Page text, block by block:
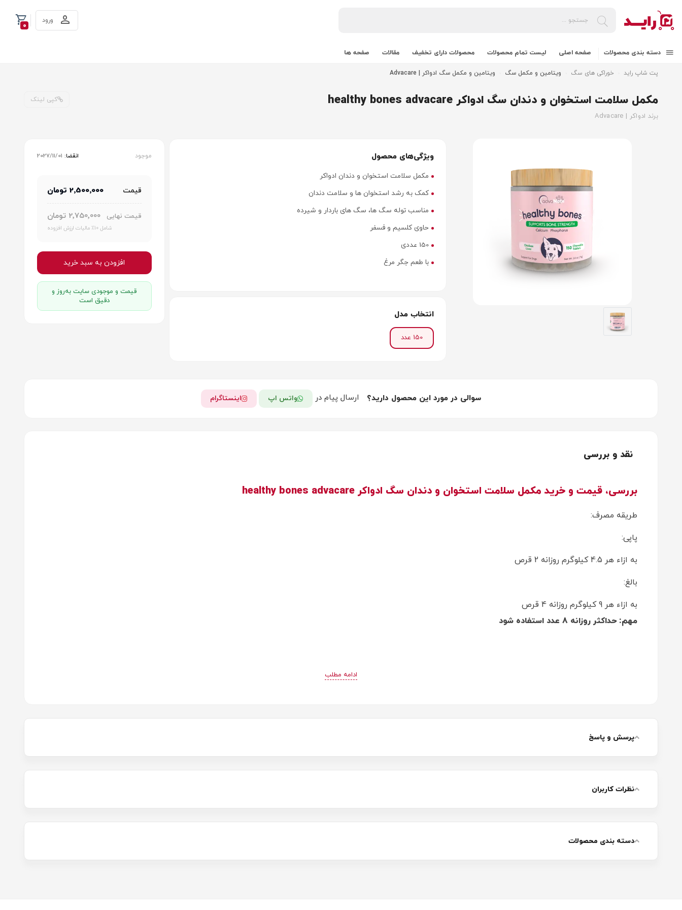
0
ورود
دسته بندی محصولات صفحه اصلی لیست تمام محصولات محصولات دارای تخفیف مقالات صفحه ها
پت شاپ راید خوراکی های سگ ویتامین و مکمل سگ ویتامین و مکمل سگ ادواکر | Advacare
مکمل سلامت استخوان و دندان سگ ادواکر healthy bones advacare کپی لینک
برند ادواکر | Advacare
ویژگی‌های محصول
مکمل سلامت استخوان و دندان ادواکر
کمک به رشد استخوان ها و سلامت دندان
مناسب توله سگ ها، سگ های باردار و شیرده
حاوی کلسیم و فسفر
150 عددی
با طعم جگر مرغ
انتخاب مدل
150 عدد
موجود انقضا: 2027/11/01
قیمت 2٬500٬000 تومان
قیمت نهایی 2٬750٬000 تومان
شامل 10٪ مالیات ارزش افزوده
افزودن به سبد خرید
قیمت و موجودی سایت به‌روز و
دقیق است
سوالی در مورد این محصول دارید؟ ارسال پیام در واتس اپ اینستاگرام
نقد و بررسی
بررسی، قیمت و خرید مکمل سلامت استخوان و دندان سگ ادواکر healthy bones advacare
طریقه مصرف:
پاپی:
به ازاء هر 4.5 کیلوگرم روزانه 2 قرص
بالغ:
به ازاء هر 9 کیلوگرم روزانه 4 قرص
مهم: حداکثر روزانه 8 عدد استفاده شود
ادامه مطلب
پرسش و پاسخ
نظرات کاربران
دسته بندی محصولات